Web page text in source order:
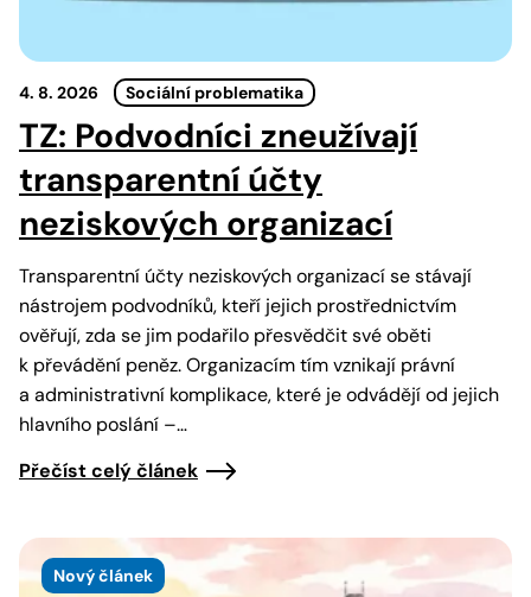
4. 8. 2026 Sociální problematika
TZ: Podvodníci zneužívají
transparentní účty
neziskových organizací
Transparentní účty neziskových organizací se stávají
nástrojem podvodníků, kteří jejich prostřednictvím
ověřují, zda se jim podařilo přesvědčit své oběti
k převádění peněz. Organizacím tím vznikají právní
a administrativní komplikace, které je odvádějí od jejich
hlavního poslání –…
Přečíst celý článek
Nový článek